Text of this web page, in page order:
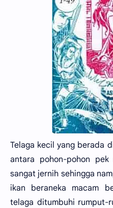
Telaga kecil yang berada
antara pohon-pohon
sangat jernih sehingga
ikan beraneka macam
telaga ditumbuhi rumput-